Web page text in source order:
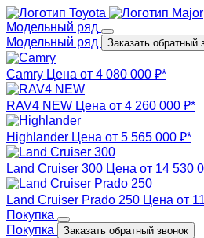
Модельный ряд
Модельный ряд
Заказать обратный
Camry Цена от 4 080 000 ₽*
RAV4 NEW Цена от 4 260 000 ₽*
Highlander Цена от 5 565 000 ₽*
Land Cruiser 300 Цена от 14 530
Land Cruiser Prado 250 Цена от
Покупка
Покупка
Заказать обратный звонок